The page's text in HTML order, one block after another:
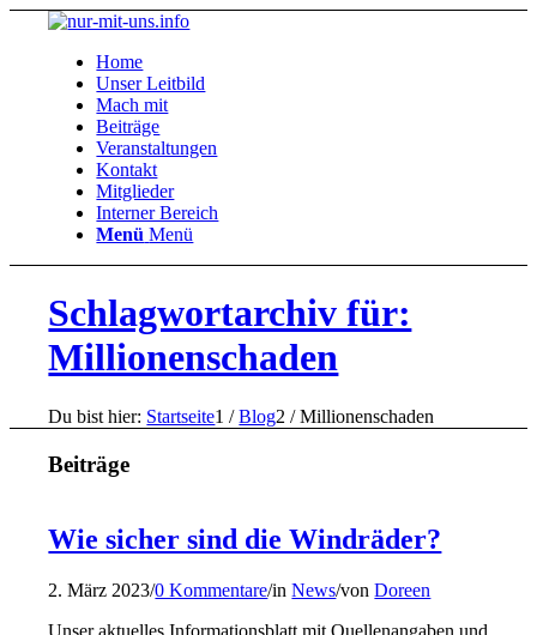
Home
Unser Leitbild
Mach mit
Beiträge
Veranstaltungen
Kontakt
Mitglieder
Interner Bereich
Menü Menü
Schlagwortarchiv für:
Millionenschaden
Du bist hier: Startseite1 / Blog2 / Millionenschaden
Beiträge
Wie sicher sind die Windräder?
2. März 2023/0 Kommentare/inNews/vonDoreen